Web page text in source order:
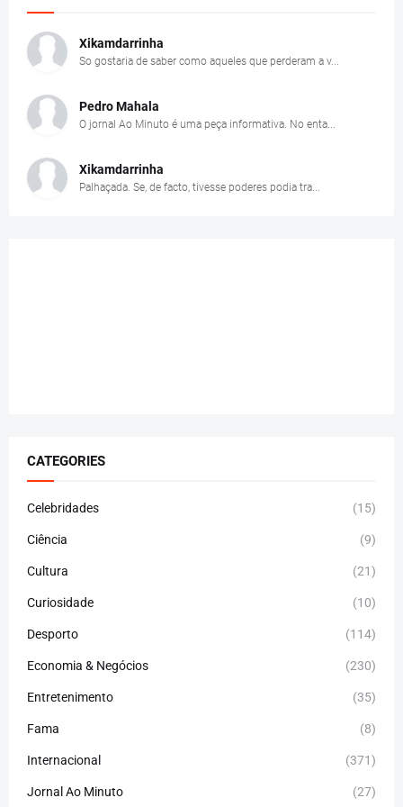
Xikamdarrinha
So gostaria de saber como aqueles que perderam a v...
Pedro Mahala
O jornal Ao Minuto é uma peça informativa. No enta...
Xikamdarrinha
Palhaçada. Se, de facto, tivesse poderes podia tra...
CATEGORIES
Celebridades (15)
Ciência (9)
Cultura (21)
Curiosidade (10)
Desporto (114)
Economia & Negócios (230)
Entretenimento (35)
Fama (8)
Internacional (371)
Jornal Ao Minuto (27)